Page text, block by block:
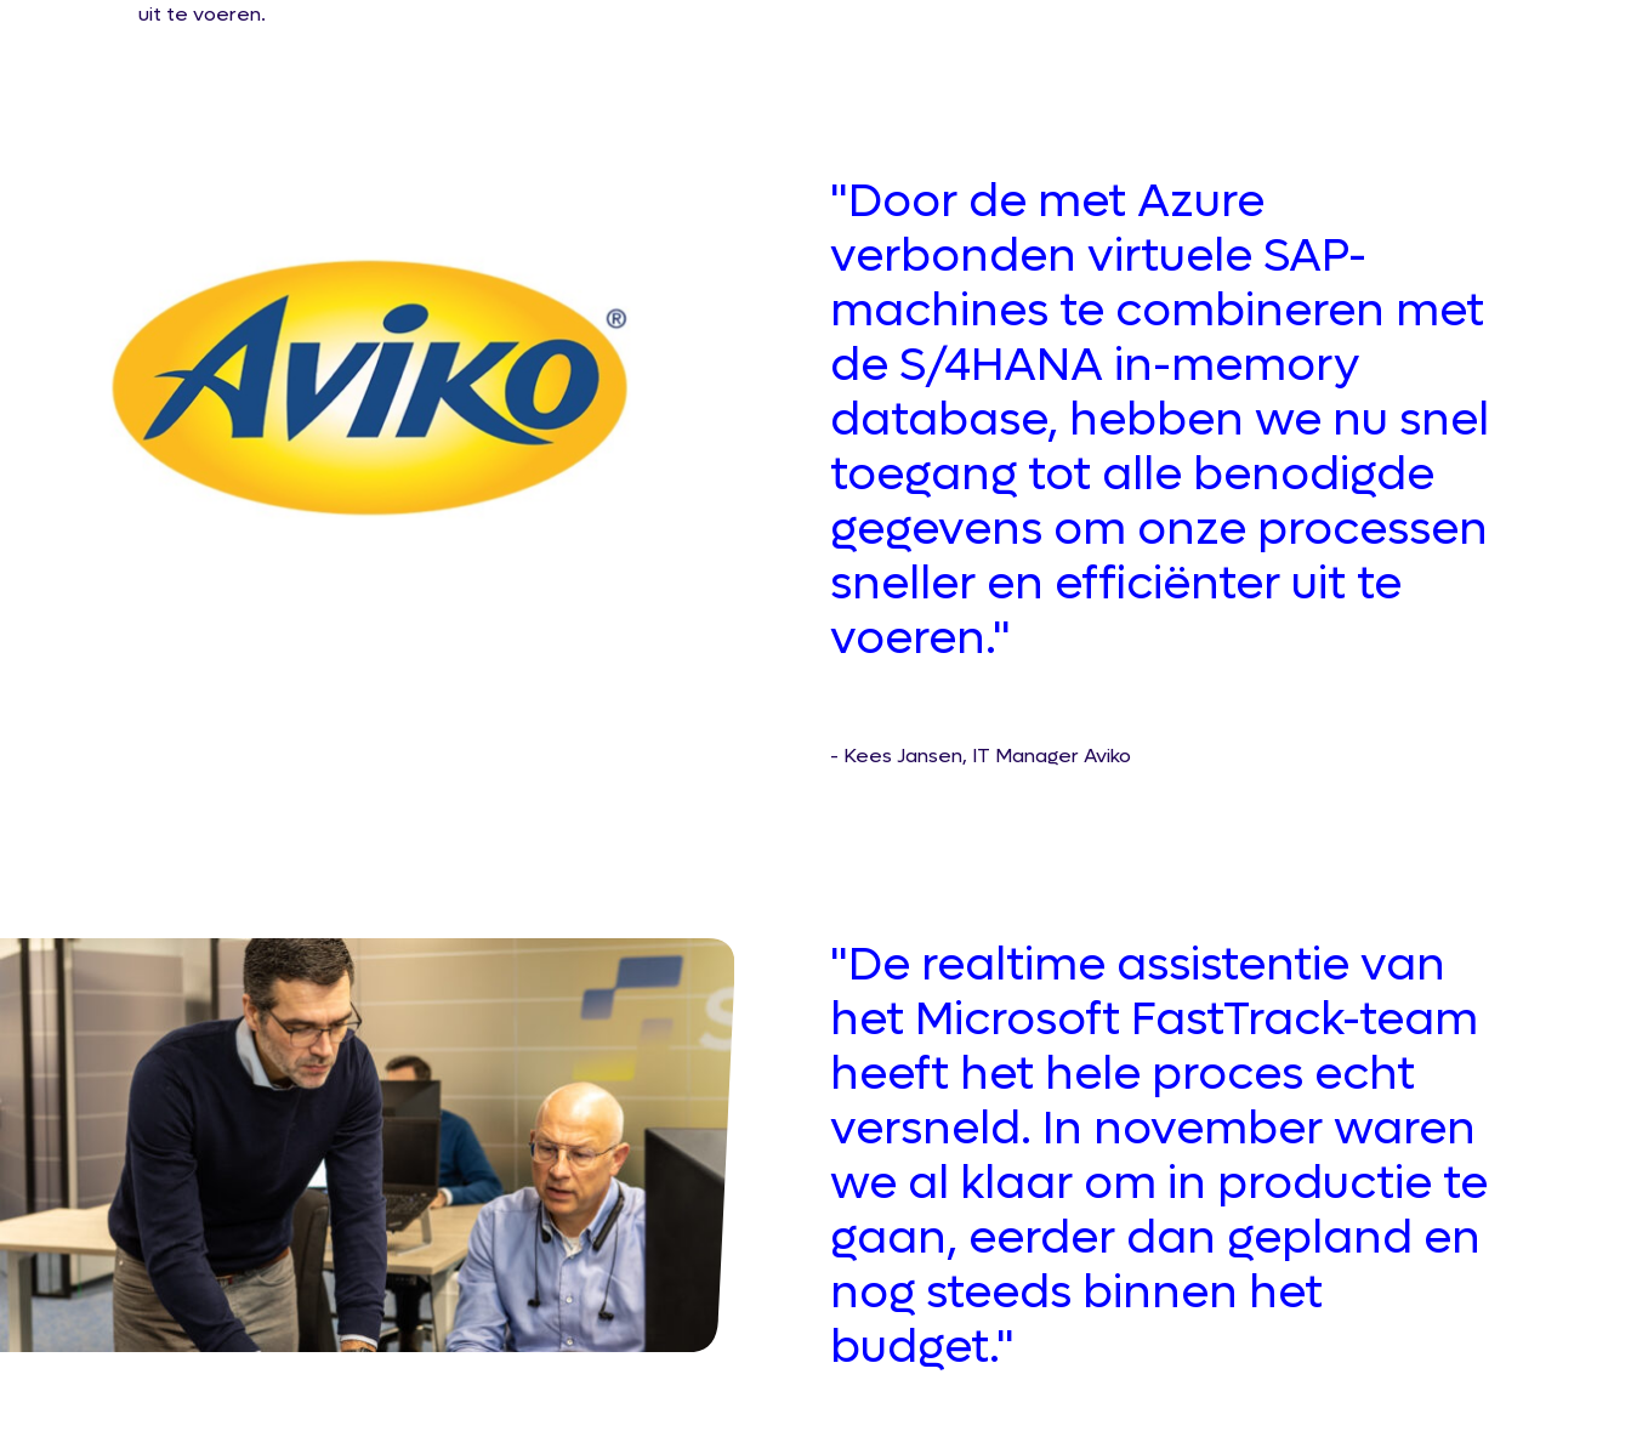
uit te voeren.
"Door de met Azure
verbonden virtuele SAP-
machines te combineren met
de S/4HANA in-memory
database, hebben we nu snel
toegang tot alle benodigde
gegevens om onze processen
sneller en efficiënter uit te
voeren."
- Kees Jansen, IT Manager Aviko
"De realtime assistentie van
het Microsoft FastTrack-team
heeft het hele proces echt
versneld. In november waren
we al klaar om in productie te
gaan, eerder dan gepland en
nog steeds binnen het
budget."